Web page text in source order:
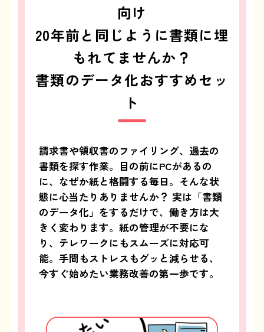
向け
20年前と同じように書類に埋
もれてませんか？
書類のデータ化おすすめセッ
ト
請求書や領収書のファイリング、過去の
書類を探す作業。目の前にPCがあるの
に、なぜか紙と格闘する毎日。そんな状
態に心当たりありませんか？ 実は「書類
のデータ化」をするだけで、働き方は大
きく変わります。紙の管理が不要にな
り、テレワークにもスムーズに対応可
能。手間もストレスもグッと減らせる、
今すぐ始めたい業務改善の第一歩です。